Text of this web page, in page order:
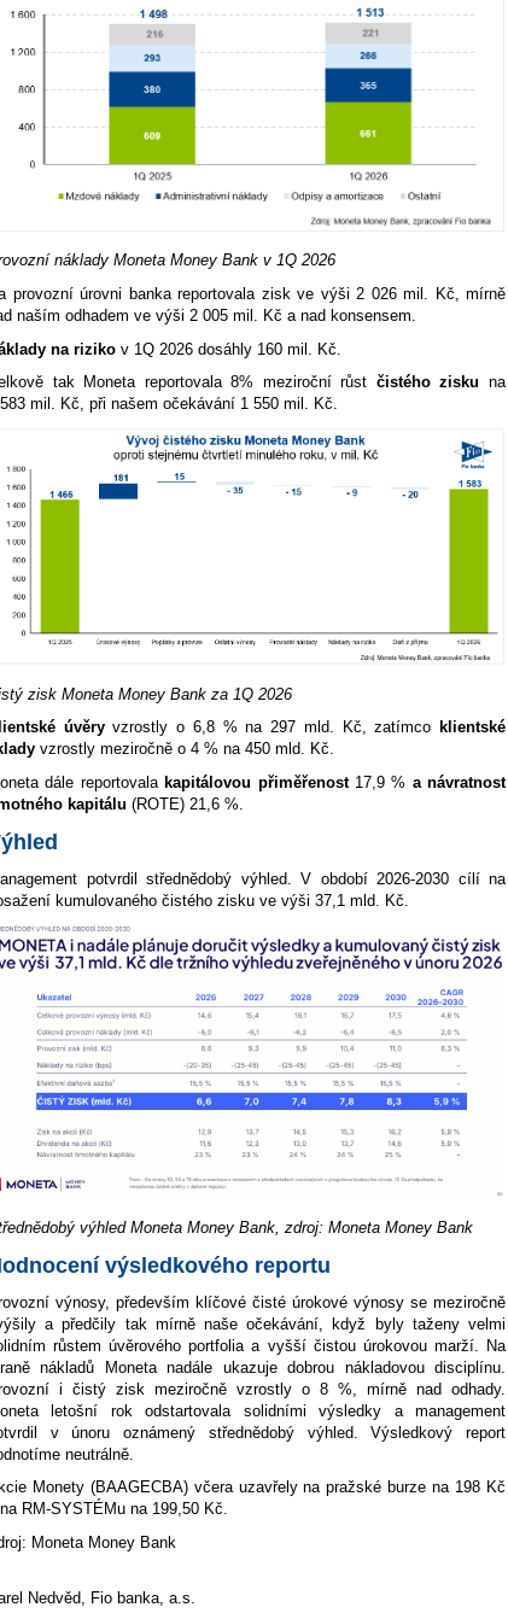
náklady Moneta Money Bank v 1Q 2026
provozní úrovni banka reportovala zisk ve výši 2 026 mil. Kč, mírně
naším odhadem ve výši 2 005 mil. Kč a nad konsensem.
na riziko v 1Q 2026 dosáhly 160 mil. Kč.
tak Moneta reportovala 8% meziroční růst čistého ziskuna
mil. Kč, při našem očekávání 1 550 mil. Kč.
zisk Moneta Money Bank za 1Q 2026
úvěryvzrostly o 6,8 % na 297 mld. Kč, zatímco klientské
vzrostly meziročně o 4 % na 450 mld. Kč.
dále reportovala kapitálovou přiměřenost 17,9 % a návratnost
kapitálu (ROTE) 21,6 %.
potvrdil střednědobý výhled. V období 2026-2030 cílí na
kumulovaného čistého zisku ve výši 37,1 mld. Kč.
výhled Moneta Money Bank, zdroj: Moneta Money Bank
výsledkového reportu
výnosy, především klíčové čisté úrokové výnosy se meziročně
a předčily tak mírně naše očekávání, když byly taženy velmi
růstem úvěrového portfolia a vyšší čistou úrokovou marží. Na
nákladů Moneta nadále ukazuje dobrou nákladovou disciplínu.
i čistý zisk meziročně vzrostly o 8 %, mírně nad odhady.
letošní rok odstartovala solidními výsledky a management
v únoru oznámený střednědobý výhled. Výsledkový report
neutrálně.
Monety (BAAGECBA) včera uzavřely na pražské burze na 198 Kč
RM-SYSTÉMu na 199,50 Kč.
Moneta Money Bank
Nedvěd, Fio banka, a.s.